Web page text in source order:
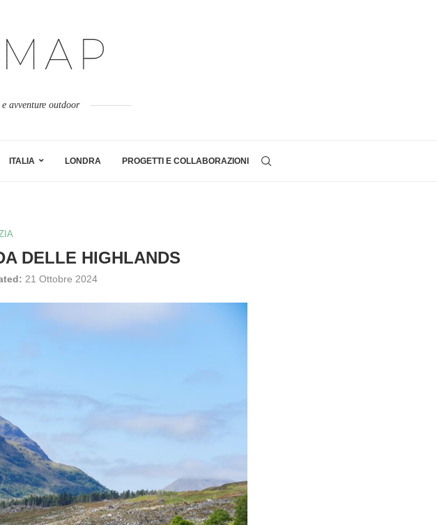
avventure outdoor
ITALIA LONDRA PROGETTI E COLLABORAZIONI
DELLE HIGHLANDS
21 Ottobre 2024